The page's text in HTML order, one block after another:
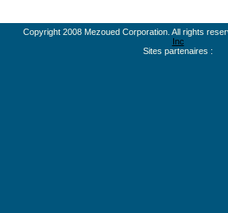
Copyright 2008 Mezoued Corporation. All rights
Inc
Sites partenaires :